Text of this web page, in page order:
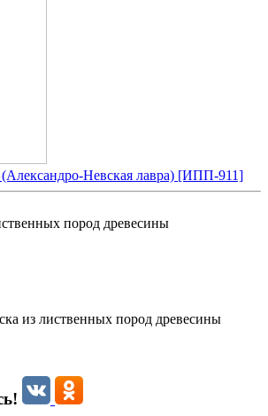
Невская лавра) [ИПП-911]
пород древесины
из лиственных пород древесины